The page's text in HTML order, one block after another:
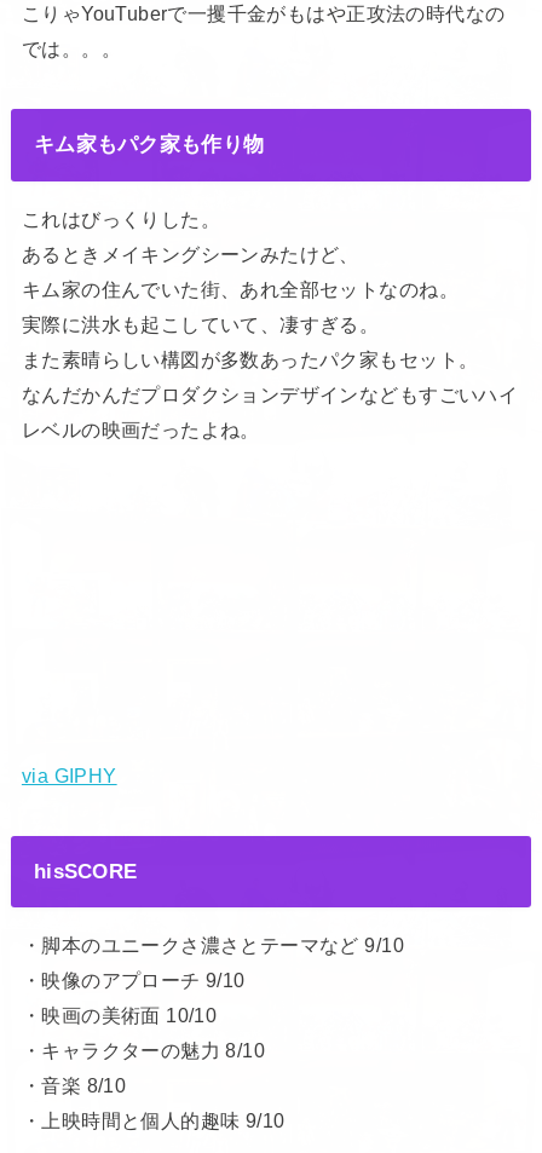
こりゃYouTuberで一攫千金がもはや正攻法の時代なの
では。。。
キム家もパク家も作り物
これはびっくりした。
あるときメイキングシーンみたけど、
キム家の住んでいた街、あれ全部セットなのね。
実際に洪水も起こしていて、凄すぎる。
また素晴らしい構図が多数あったパク家もセット。
なんだかんだプロダクションデザインなどもすごいハイ
レベルの映画だったよね。
via GIPHY
hisSCORE
・脚本のユニークさ濃さとテーマなど 9/10
・映像のアプローチ 9/10
・映画の美術面 10/10
・キャラクターの魅力 8/10
・音楽 8/10
・上映時間と個人的趣味 9/10